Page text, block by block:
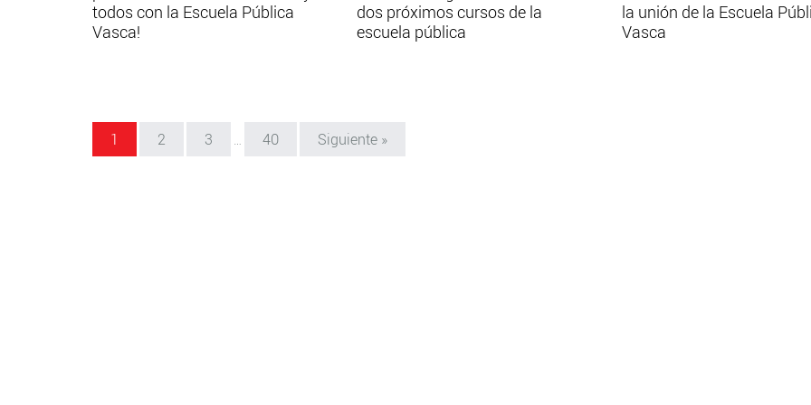
todos con la Escuela Pública
Vasca!
dos próximos cursos de la
escuela pública
la unión de la Escuela
Vasca
1 2 3 40 Siguiente »